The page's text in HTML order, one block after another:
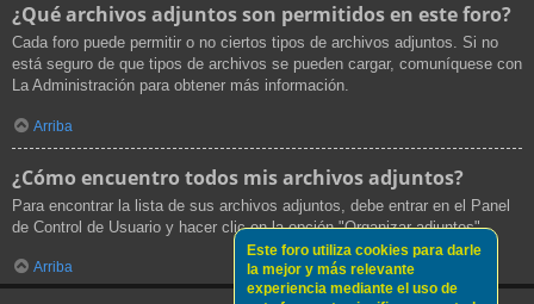
¿Qué archivos adjuntos son permitidos en este foro?
Cada foro puede permitir o no ciertos tipos de archivos adjuntos. Si no
está seguro de que tipos de archivos se pueden cargar, comuníquese con
La Administración para obtener más información.
Arriba
¿Cómo encuentro todos mis archivos adjuntos?
Para encontrar la lista de sus archivos adjuntos, debe entrar en el Panel
de Control de Usuario y hacer clic en la opción "Organizar adjuntos".
Arriba
Este foro utiliza cookies para darle
la mejor y más relevante
experiencia mediante el uso de